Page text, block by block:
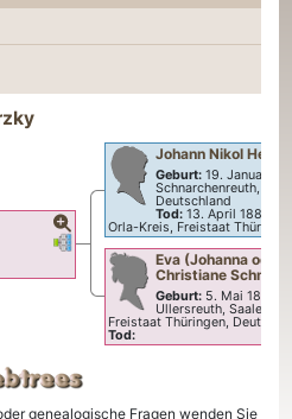
Verknüpfungen
Verknüpfungen
Johann Nikol
Geburt: 19. Januar
Schnarchenreuth, Hof,
Deutschland
Tod: 13. April 1885
Orla-Kreis, Freistaat
Eva (Johanna oder
ChristianeSchmidt
Geburt: 5. Mai 1842
Ullersreuth, Saale-
Freistaat Thüringen,
Tod:
genealogische Fragen wenden Sie